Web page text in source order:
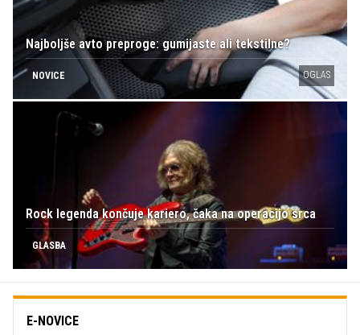
Najboljše avto preproge: gumijaste ali tekstilne?
NOVICE OGLAS
Rock legenda končuje kariero, čaka na operacijo srca
GLASBA
E-NOVICE